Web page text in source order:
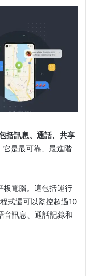
括訊息、通話、共享
它是最可靠、最進階
電腦。這包括運行
式還可以監控超過10
音訊息、通話記錄和